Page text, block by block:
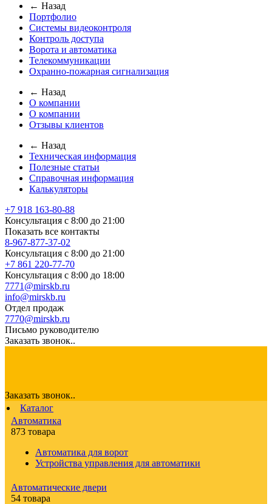
← Назад
Портфолио
Системы видеоконтроля
Контроль доступа
Ворота и автоматика
Телекоммуникации
Охранно-пожарная сигнализация
← Назад
О компании
О компании
Отзывы клиентов
← Назад
Техническая информация
Полезные статьи
Справочная информация
Калькуляторы
+7 918 163-80-88
Консультация с 8:00 до 21:00
Показать все контакты
8-967-877-37-02
Консультация с 8:00 до 21:00
+7 861 220-77-70
Консультация с 8:00 до 18:00
7771@mirskb.ru
info@mirskb.ru
Отдел продаж
7770@mirskb.ru
Письмо руководителю
Заказать звонок..
Заказать звонок..
Каталог
Автоматика
873 товара
Автоматика для ворот
Устройства управления для автоматики
Автоматические двери
54 товара